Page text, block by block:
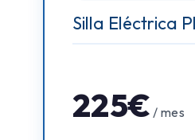
Silla Eléctrica
225€ / mes